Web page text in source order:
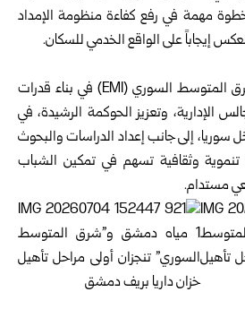
مهمة ‏في رفع كفاءة منظومة الإمداد
إيجاباً على الواقع ‏الخدمي للسكان.‏
وتتركز أنشطة مؤسسة شرق المتوسط السوري (‏EMI‏) في بناء قدرات
الإدارية، وتعزيز الحوكمة الرشيدة، في
إلى جانب إعداد الدراسات والبحوث
تنموية وثقافية ‏تسهم في تمكين الشباب
مستدام.‏